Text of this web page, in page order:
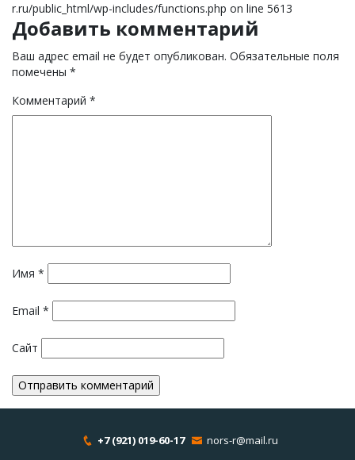
r.ru/public_html/wp-includes/functions.php on line 5613
Добавить комментарий
Ваш адрес email не будет опубликован. Обязательные поля
помечены *
Комментарий *
Имя *
Email *
Сайт
+7 (921) 019-60-17 nors-r@mail.ru